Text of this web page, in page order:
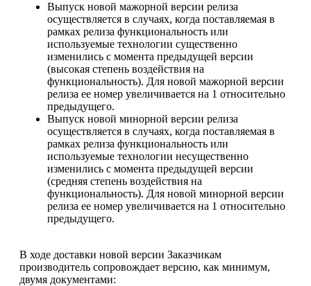
Выпуск новой мажорной версии релиза
осуществляется в случаях, когда поставляемая в
рамках релиза функциональность или
используемые технологии существенно
изменились с момента предыдущей версии
(высокая степень воздействия на
функциональность). Для новой мажорной версии
релиза ее номер увеличивается на 1 относительно
предыдущего.
Выпуск новой минорной версии релиза
осуществляется в случаях, когда поставляемая в
рамках релиза функциональность или
используемые технологии несущественно
изменились с момента предыдущей версии
(средняя степень воздействия на
функциональность). Для новой минорной версии
релиза ее номер увеличивается на 1 относительно
предыдущего.
В ходе доставки новой версии Заказчикам
производитель сопровождает версию, как минимум,
двумя документами: